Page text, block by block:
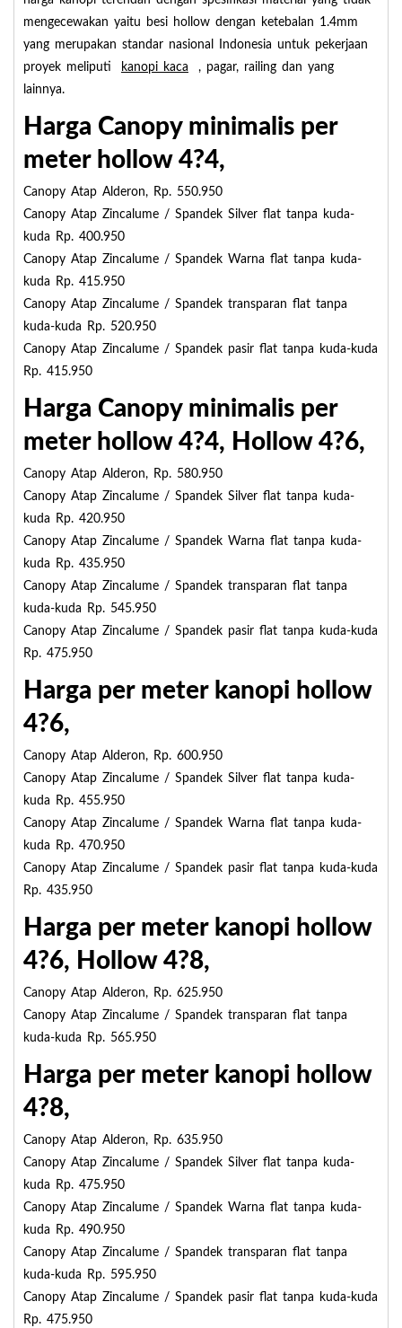
mengecewakan yaitu besi hollow dengan ketebalan 1.4mm
yang merupakan standar nasional Indonesia untuk pekerjaan
proyek meliputi
kanopi kaca
, pagar, railing dan yang
lainnya.
Harga Canopy minimalis per
meter hollow 4?4,
Canopy Atap Alderon, Rp. 550.950
Canopy Atap Zincalume / Spandek Silver flat tanpa kuda-
kuda Rp. 400.950
Canopy Atap Zincalume / Spandek Warna flat tanpa kuda-
kuda Rp. 415.950
Canopy Atap Zincalume / Spandek transparan flat tanpa
kuda-kuda Rp. 520.950
Canopy Atap Zincalume / Spandek pasir flat tanpa kuda-kuda
Rp. 415.950
Harga Canopy minimalis per
meter hollow 4?4, Hollow 4?6,
Canopy Atap Alderon, Rp. 580.950
Canopy Atap Zincalume / Spandek Silver flat tanpa kuda-
kuda Rp. 420.950
Canopy Atap Zincalume / Spandek Warna flat tanpa kuda-
kuda Rp. 435.950
Canopy Atap Zincalume / Spandek transparan flat tanpa
kuda-kuda Rp. 545.950
Canopy Atap Zincalume / Spandek pasir flat tanpa kuda-kuda
Rp. 475.950
Harga per meter kanopi hollow
4?6,
Canopy Atap Alderon, Rp. 600.950
Canopy Atap Zincalume / Spandek Silver flat tanpa kuda-
kuda Rp. 455.950
Canopy Atap Zincalume / Spandek Warna flat tanpa kuda-
kuda Rp. 470.950
Canopy Atap Zincalume / Spandek pasir flat tanpa kuda-kuda
Rp. 435.950
Harga per meter kanopi hollow
4?6, Hollow 4?8,
Canopy Atap Alderon, Rp. 625.950
Canopy Atap Zincalume / Spandek transparan flat tanpa
kuda-kuda Rp. 565.950
Harga per meter kanopi hollow
4?8,
Canopy Atap Alderon, Rp. 635.950
Canopy Atap Zincalume / Spandek Silver flat tanpa kuda-
kuda Rp. 475.950
Canopy Atap Zincalume / Spandek Warna flat tanpa kuda-
kuda Rp. 490.950
Canopy Atap Zincalume / Spandek transparan flat tanpa
kuda-kuda Rp. 595.950
Canopy Atap Zincalume / Spandek pasir flat tanpa kuda-kuda
Rp. 475.950